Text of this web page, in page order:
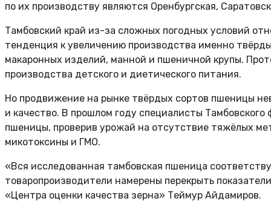
по их производству являются Оренбургская,
Тамбовский край из-за сложных погодных условий
тенденция к увеличению производства именно
макаронных изделий, манной и пшеничной крупы.
производства детского и диетического питания.
Но продвижение на рынке твёрдых сортов пшеницы
и качество. В прошлом году специалисты
пшеницы, проверив урожай на отсутствие тяжёлых
микотоксины и ГМО.
«Вся исследованная тамбовская пшеница
товаропроизводители намерены перекрыть
«Центра оценки качества зерна» Теймур Айдамиров.